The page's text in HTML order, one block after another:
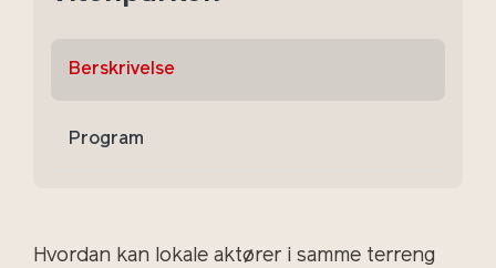
Berskrivelse
Program
Hvordan kan lokale aktører i samme terreng